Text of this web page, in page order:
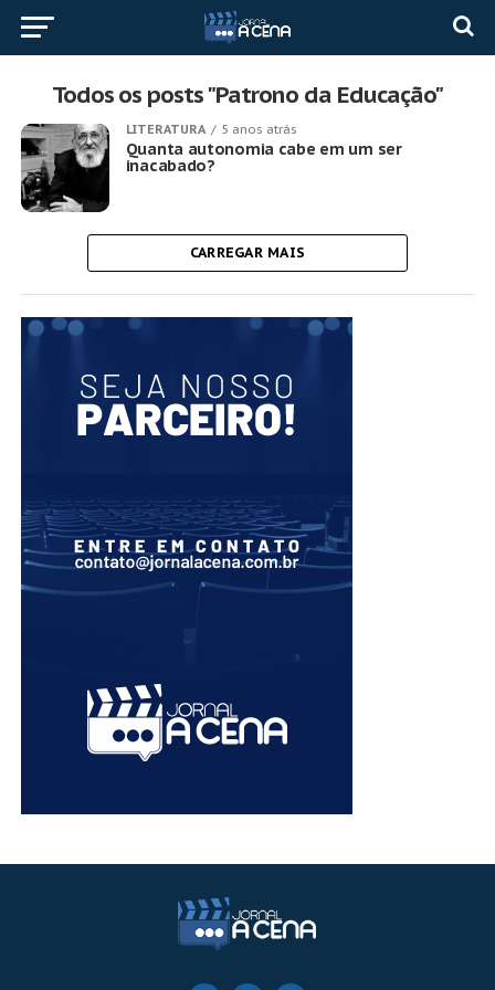
Todos os posts "Patrono da Educação"
LITERATURA 5 anos atrás
Quanta autonomia cabe em um ser
inacabado?
CARREGAR MAIS